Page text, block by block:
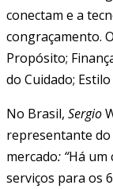
conectam e a
congraçamento.
Propósito;
do Cuidado; Estilo
No Brasil, Sergio
representante do
mercado: “Há um
serviços para os